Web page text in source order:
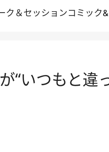
ク＆セッションコミック
“いつもと違